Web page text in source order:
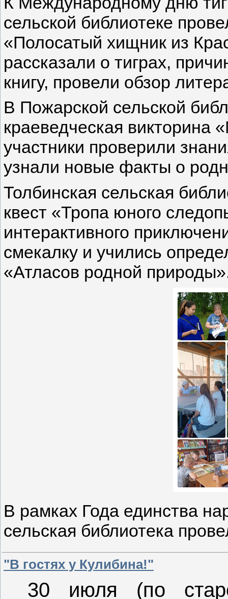
сельской библиотеке
«Полосатый хищник из
рассказали о тиграх,
книгу, провели обзор
В Пожарской сельской
краеведческая
участники проверили
узнали новые факты о
Толбинская сельская
квест «Тропа юного
интерактивного
смекалку и учились
«Атласов родной
В рамках Года единства
сельская библиотека
"В гостях у Кулибина!"
30 июля (по